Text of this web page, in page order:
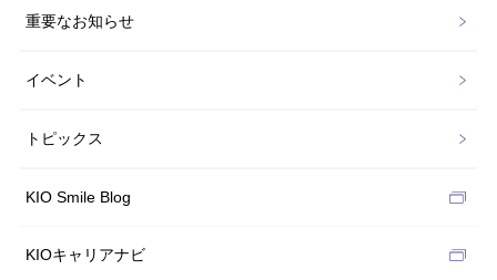
重要なお知らせ
イベント
トピックス
KIO Smile Blog
KIOキャリアナビ